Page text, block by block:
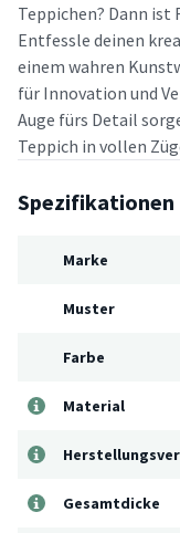
Teppichen? Dann ist
Entfessle deinen
einem wahren
für Innovation und
Auge fürs Detail
Teppich in vollen
Spezifikationen
Marke
Muster
Farbe
Material
Gesamtdicke